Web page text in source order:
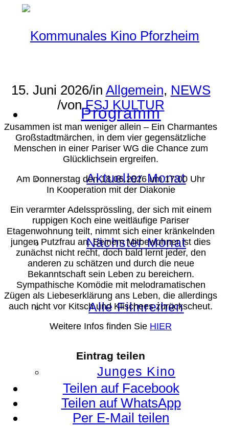
Programm
Aktueller Monat
Nächster Monat
Alle Filmreihen
Junges Kino
15. Juni 2026/in Allgemein, NEWS
/vonFSJ KULTUR
Zusammen ist man weniger allein – Ein Charmantes
Großstadtmärchen, in dem vier gegensätzliche
Menschen in einer Pariser WG die Chance zum
Glücklichsein ergreifen.
Am Donnerstag den 18.06.2026 um 17:00 Uhr
In Kooperation mit der Diakonie
Ein verarmter Adelssprössling, der sich mit einem
ruppigen Koch eine weitläufige Pariser
Etagenwohnung teilt, nimmt sich einer kränkelnden
jungen Putzfrau an. Seinem Mitbewohner ist dies
zunächst nicht recht, doch bald lernt jeder, den
anderen zu schätzen und durch die neue
Bekanntschaft sein Leben zu bereichern.
Sympathische Komödie mit melodramatischen
Zügen als Liebeserklärung ans Leben, die allerdings
auch nicht vor Kitsch und Klischees zurückscheut.
Weitere Infos finden Sie HIER
Eintrag teilen
Teilen auf Facebook
Teilen auf WhatsApp
Per E-Mail teilen